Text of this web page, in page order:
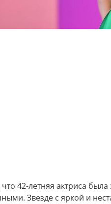
42-летняя актриса
Звезде с яркой и